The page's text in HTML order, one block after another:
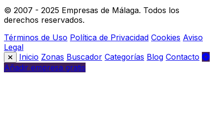
© 2007 - 2025 Empresas de Málaga. Todos los
derechos reservados.
Términos de Uso Política de Privacidad Cookies Aviso
Legal
Inicio Zonas Buscador Categorías Blog Contacto
Añadir empresa gratis